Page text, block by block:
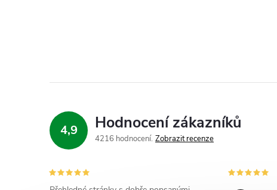
4,9 Hodnocení zákazníků
4216 hodnocení Zobrazit recenze